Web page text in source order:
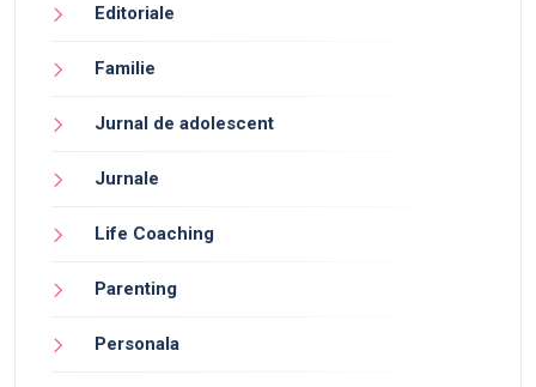
Editoriale
Familie
Jurnal de adolescent
Jurnale
Life Coaching
Parenting
Personala